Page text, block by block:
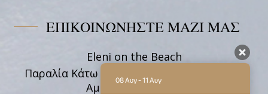
ΕΠΙΚΟΙΝΩΝΗΣΤΕ ΜΑΖΙ ΜΑΣ
Eleni on the Beach
Παραλία Κάτω Ακρωτήρι, Κατάπολα 84008,
Αμοργός Κυκλάδες
08 Αυγ - 11 Αυγ